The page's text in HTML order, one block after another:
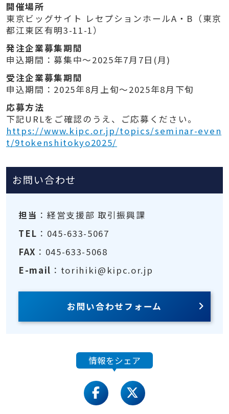
開催場所
東京ビッグサイト レセプションホールA・B（東京
都江東区有明3-11-1）
発注企業募集期間
申込期間：募集中～2025年7月7日(月)
受注企業募集期間
申込期間：2025年8月上旬～2025年8月下旬
応募方法
下記URLをご確認のうえ、ご応募ください。
https://www.kipc.or.jp/topics/seminar-even
t/9tokenshitokyo2025/
お問い合わせ
担当 ：経営支援部 取引振興課
TEL ：045-633-5067
FAX ：045-633-5068
E-mail ：torihiki@kipc.or.jp
お問い合わせフォーム
情報をシェア
facebooktwitter